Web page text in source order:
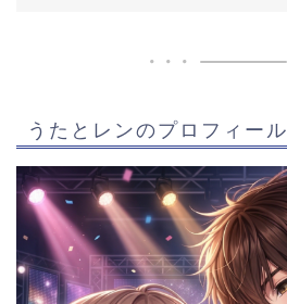
うたとレンのプロフィール